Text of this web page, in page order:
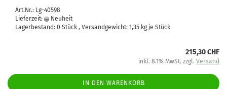
Art.Nr.: Lg-40598
Lieferzeit:
Neuheit
Lagerbestand: 0 Stück , Versandgewicht: 1,35 kg je Stück
215,30 CHF
inkl. 8.1% MwSt. zzgl. Versand
IN DEN WARENKORB